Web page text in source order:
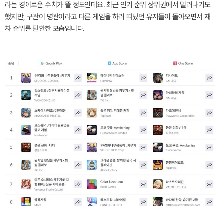
라는 경이로운 수치가 뜰 정도인데요. 최근 인기 순위 상위권에서 밀려나기도
했지만, 구관이 명관이라고 다른 게임을 하러 떠났던 유저들이 돌아오면서 재
차 순위를 탈환한 모습입니다.